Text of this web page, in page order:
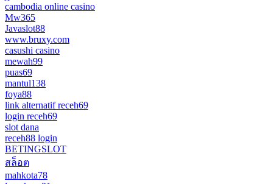
cambodia online casino
Mw365
Javaslot88
www.bruxy.com
casushi casino
mewah99
puas69
mantul138
foya88
link alternatif receh69
login receh69
slot dana
receh88 login
BETINGSLOT
สล็อต
mahkota78